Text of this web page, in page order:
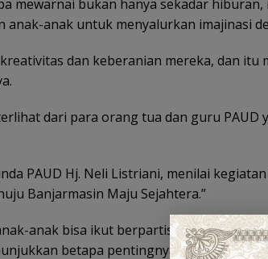
mewarnai bukan hanya sekadar
anak-anak untuk menyalurkan imajinasi
dan keberanian mereka, dan itu
dari para orang tua dan guru PAUD
PAUD Hj. Neli Listriani, menilai
Banjarmasin Maju Sejahtera.”
anak bisa ikut berpartisipasi dalam
betapa pentingnya dukungan